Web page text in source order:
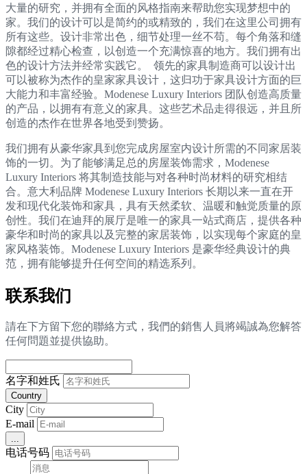
大量的研究，并拥有全面的风格指南来帮助您实现梦想中的
家。我们的设计可以是简约的或精致的，我们在这里公司拥有
所有这些。设计非常出色，细节处理一丝不苟。每个角落和缝
隙都经过精心检查，以创造一个充满惊喜的地方。我们拥有出
色的设计方法并经常实践它。 领先的家具制造商可以设计出
可以被称为杰作的皇家家具设计，这归功于家具设计方面的巨
大能力和丰富经验。Modenese Luxury Interiors 团队创造高质量
的产品，以拥有有意义的家具。这些艺术品走得很远，并且所
创造的杰作在世界各地受到赞扬。
我们拥有从豪华家具到您完成房屋室内设计所需的不同家居装
饰的一切。为了能够满足总的房屋装饰需求，Modenese
Luxury Interiors 将其制造技能与对各种时尚材料的研究相结
合。意大利品牌 Modenese Luxury Interiors 长期以来一直在开
发和现代化装饰和家具，具有天然柔软、温暖和触觉质量的原
创性。我们在迪拜的展厅是唯一的家具一站式商店，提供各种
豪华和时尚的家具以及完整的家居装饰，以实现每个家庭的皇
家风格装饰。Modenese Luxury Interiors 是豪华经典设计的典
范，拥有能够提升任何空间的精选系列。
联系我们
請在下方留下您的聯絡方式，我們的銷售人員將竭誠為您解答
任何問題並提供協助。
名字和姓氏
Country
City
E-mail
...
电话号码